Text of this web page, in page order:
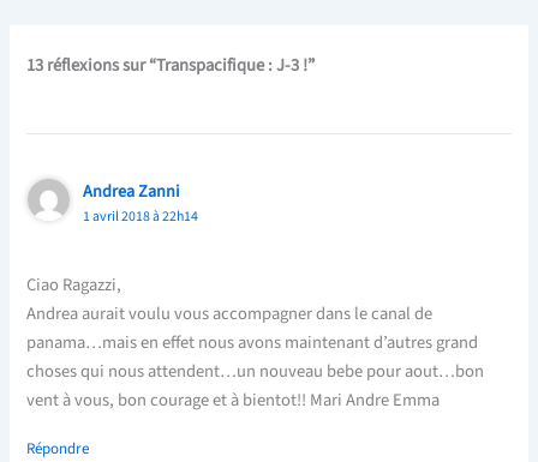
13 réflexions sur “Transpacifique : J-3 !”
Andrea Zanni
1 avril 2018 à 22h14
Ciao Ragazzi,
Andrea aurait voulu vous accompagner dans le canal de
panama…mais en effet nous avons maintenant d’autres grand
choses qui nous attendent…un nouveau bebe pour aout…bon
vent à vous, bon courage et à bientot!! Mari Andre Emma
Répondre